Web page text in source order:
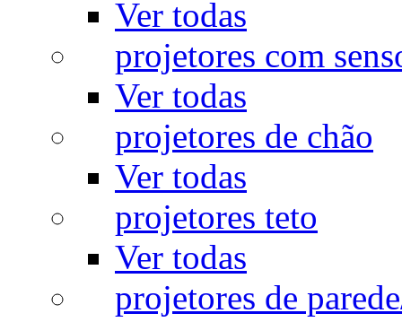
Ver todas
projetores com
Ver todas
projetores de chão
Ver todas
projetores teto
Ver todas
projetores de